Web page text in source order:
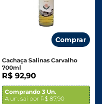
Comprar
Cachaça Salinas Carvalho
700ml
R$ 92,90
Comprando 3 Un.
A un. sai por R$ 87,90